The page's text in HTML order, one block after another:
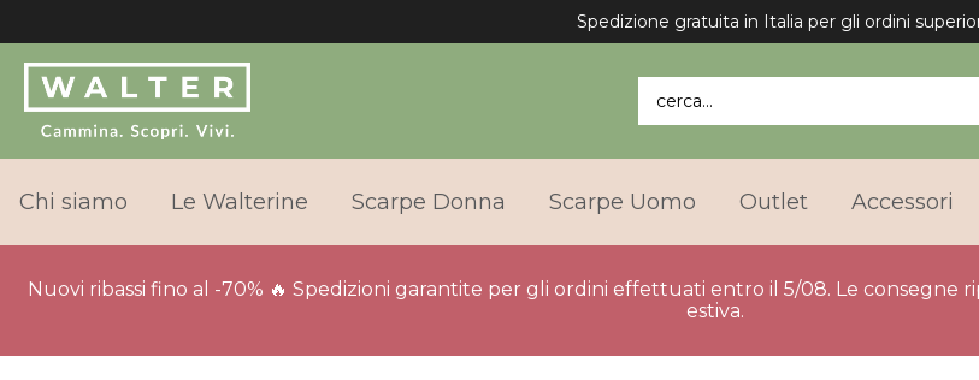
Spedizione gratuita in Italia per gli ordini
cerca...
Chi siamo Le Walterine Scarpe Donna Scarpe Uomo Outlet Accessori
Nuovi ribassi fino al -70% 🔥 Spedizioni garantite per gli ordini effettuati entro il 5/08. Le consegne
estiva.